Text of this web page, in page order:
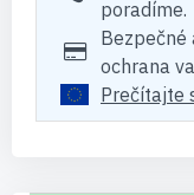
poradíme.
ochrana
Prečítajte